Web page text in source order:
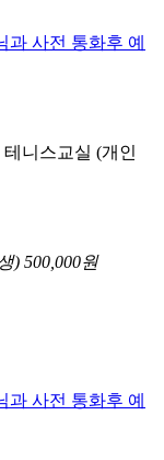
과 사전 통화후 예
니스교실 (개인
) 500,000원
과 사전 통화후 예